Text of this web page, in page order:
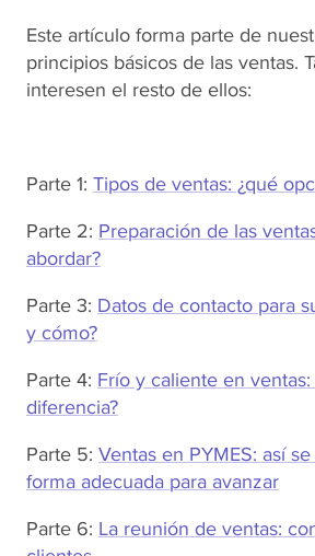
Este artículo forma parte de
principios básicos de las ventas.
interesen el resto de ellos:
Parte 1: Tipos de ventas: ¿qué
Parte 2: Preparación de las
abordar?
Parte 3: Datos de contacto para
y cómo?
Parte 4: Frío y caliente en ventas:
diferencia?
Parte 5: Ventas en PYMES: así
forma adecuada para avanzar
Parte 6: La reunión de ventas: